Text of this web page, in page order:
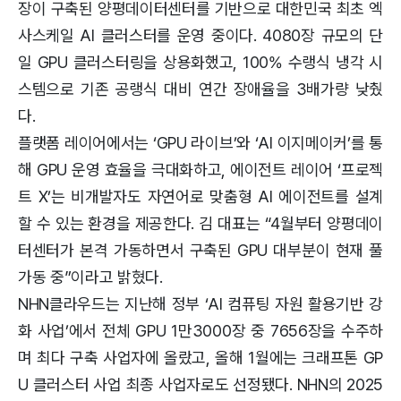
장이 구축된 양평데이터센터를 기반으로 대한민국 최초 엑
사스케일 AI 클러스터를 운영 중이다. 4080장 규모의 단
일 GPU 클러스터링을 상용화했고, 100% 수랭식 냉각 시
스템으로 기존 공랭식 대비 연간 장애율을 3배가량 낮췄
다.
플랫폼 레이어에서는 ‘GPU 라이브’와 ‘AI 이지메이커’를 통
해 GPU 운영 효율을 극대화하고, 에이전트 레이어 ‘프로젝
트 X’는 비개발자도 자연어로 맞춤형 AI 에이전트를 설계
할 수 있는 환경을 제공한다. 김 대표는 “4월부터 양평데이
터센터가 본격 가동하면서 구축된 GPU 대부분이 현재 풀
가동 중”이라고 밝혔다.
NHN클라우드는 지난해 정부 ‘AI 컴퓨팅 자원 활용기반 강
화 사업’에서 전체 GPU 1만3000장 중 7656장을 수주하
며 최다 구축 사업자에 올랐고, 올해 1월에는 크래프톤 GP
U 클러스터 사업 최종 사업자로도 선정됐다. NHN의 2025